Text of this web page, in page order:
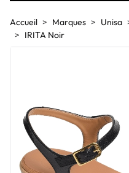
Accueil Marques Unisa
IRITA Noir